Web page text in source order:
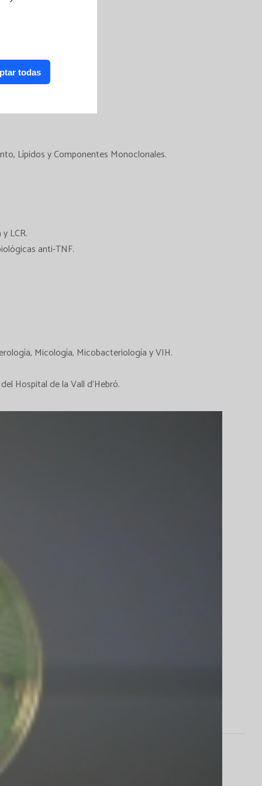
Lípidos y Componentes Monoclonales.
LCR.
anti-TNF.
Micología, Micobacteriología y VIH.
Hospital de la Vall d’Hebró.
todas